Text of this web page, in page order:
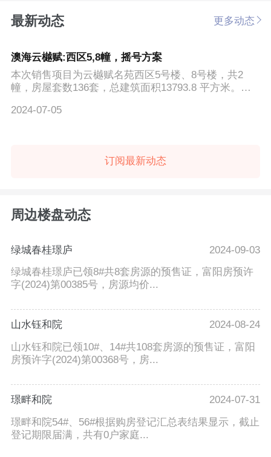
最新动态 更多动态
澳海云樾赋:西区5,8幢，摇号方案
本次销售项目为云樾赋名苑西区5号楼、8号楼，共2
幢，房屋套数136套，总建筑面积13793.8 平方米。房
2024-07-05
订阅最新动态
周边楼盘动态
绿城春桂璟庐
2024-09-03
绿城春桂璟庐已领8#共8套房源的预售证，富阳房预许
字(2024)第00385号，房源均价...
山水钰和院
2024-08-24
山水钰和院已领10#、14#共108套房源的预售证，富阳
房预许字(2024)第00368号，房...
璟畔和院
2024-07-31
璟畔和院54#、56#根据购房登记汇总表结果显示，截止
登记期限届满，共有0户家庭...